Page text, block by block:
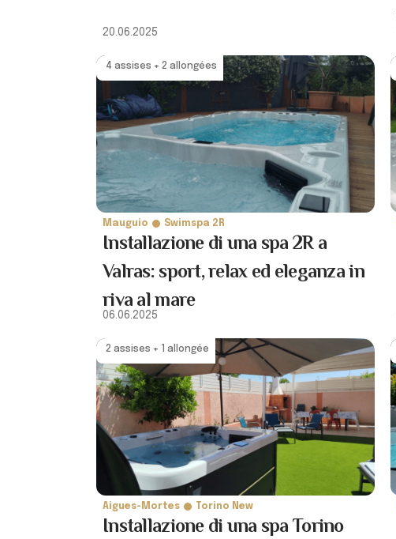
20.06.2025
4 assises + 2 allongées
Mauguio Swimspa 2R
Installazione di una spa 2R a
Valras: sport, relax ed eleganza in
riva al mare
06.06.2025
2 assises + 1 allongée
Aigues-Mortes Torino New
Installazione di una spa Torino